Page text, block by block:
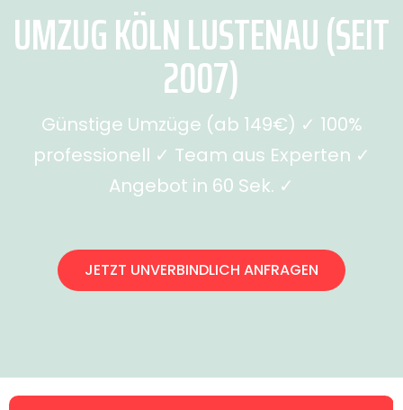
UMZUG KÖLN LUSTENAU (SEIT
2007)
Günstige Umzüge (ab 149€) ✓ 100%
professionell ✓ Team aus Experten ✓
Angebot in 60 Sek. ✓
JETZT UNVERBINDLICH ANFRAGEN